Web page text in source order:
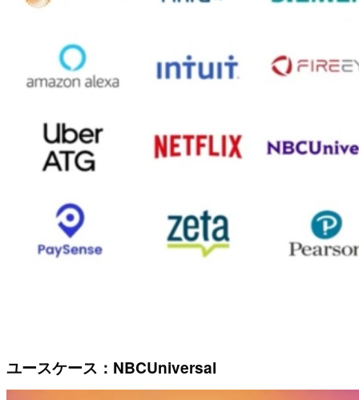
ユースケース：NBCUniversal